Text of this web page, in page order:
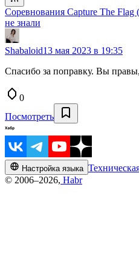
Соревнования Capture The
не знали
Shabaloid13 мая 2023 в 19:35
Спасибо за поправку. Вы
0
Посмотреть
Настройка языка
© 2006–2026, Habr